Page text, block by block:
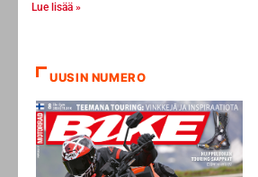
Lue lisää »
UUSIN NUMERO